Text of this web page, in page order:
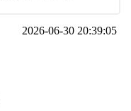
2026-06-30 20:39:05